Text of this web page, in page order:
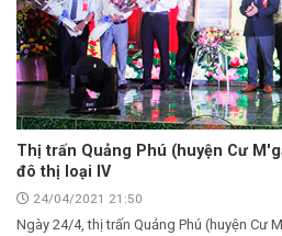
Thị trấn Quảng Phú (huyện Cư
đô thị loại IV
24/04/2021 21:50
Ngày 24/4, thị trấn Quảng Phú (huyện Cư